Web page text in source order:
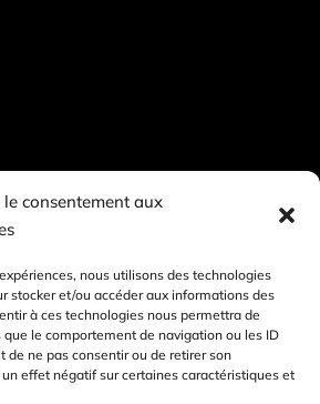
le consentement aux
nous utilisons des technologies
stocker et/ou accéder aux informations des
à ces technologies nous permettra de
le comportement de navigation ou les ID
de ne pas consentir ou de retirer son
effet négatif sur certaines caractéristiques et